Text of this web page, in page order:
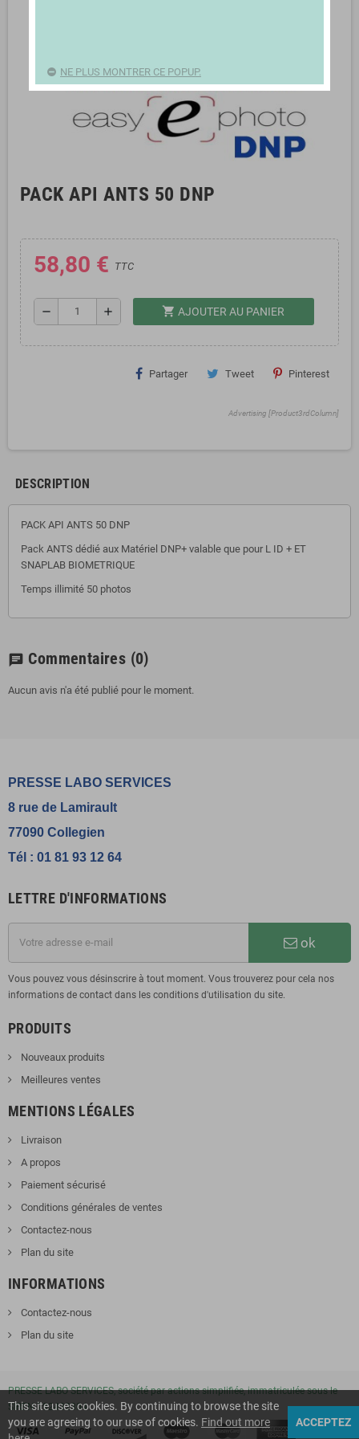
PACK API ANTS 50 DNP
58,80 € TTC
remove add shopping_cart AJOUTER AU PANIER
Partager Tweet Pinterest
Advertising [Product3rdColumn]
DESCRIPTION
PACK API ANTS 50 DNP
Pack ANTS dédié aux Matériel DNP+ valable que pour L ID + ET
SNAPLAB BIOMETRIQUE
Temps illimité 50 photos
chat Commentaires (0)
Aucun avis n'a été publié pour le moment.
PRESSE LABO SERVICES
8 rue de Lamirault
77090 Collegien
Tél : 01 81 93 12 64
LETTRE D'INFORMATIONS
ok
Vous pouvez vous désinscrire à tout moment. Vous trouverez pour cela nos
informations de contact dans les conditions d'utilisation du site.
PRODUITS
Nouveaux produits
Meilleures ventes
MENTIONS LÉGALES
Livraison
A propos
Paiement sécurisé
Conditions générales de ventes
Contactez-nous
Plan du site
INFORMATIONS
Contactez-nous
Plan du site
PRESSE LABO SERVICES, société par actions simplifiée, immatriculée sous le
SIREN 792432304
NE PLUS MONTRER CE POPUP.
This site uses cookies. By continuing to browse the site
you are agreeing to our use of cookies. Find out more
ACCEPTEZ